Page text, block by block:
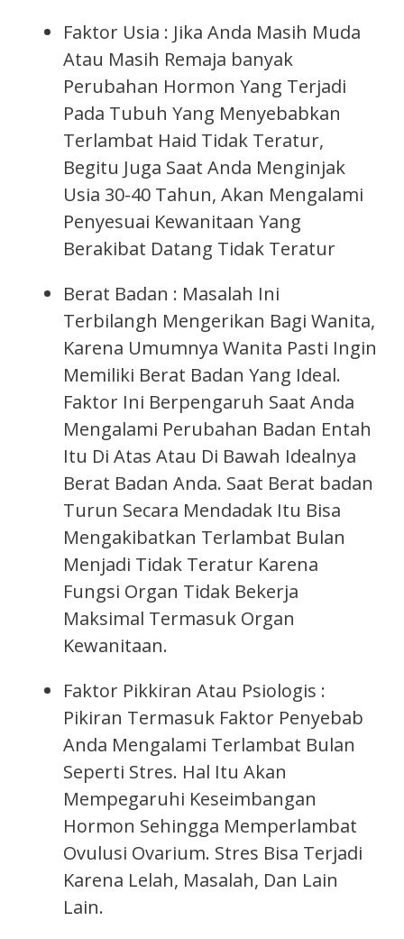
Faktor Usia : Jika Anda Masih Muda
Atau Masih Remaja banyak
Perubahan Hormon Yang Terjadi
Pada Tubuh Yang Menyebabkan
Terlambat Haid Tidak Teratur,
Begitu Juga Saat Anda Menginjak
Usia 30-40 Tahun, Akan Mengalami
Penyesuai Kewanitaan Yang
Berakibat Datang Tidak Teratur
Berat Badan : Masalah Ini
Terbilangh Mengerikan Bagi Wanita,
Karena Umumnya Wanita Pasti Ingin
Memiliki Berat Badan Yang Ideal.
Faktor Ini Berpengaruh Saat Anda
Mengalami Perubahan Badan Entah
Itu Di Atas Atau Di Bawah Idealnya
Berat Badan Anda. Saat Berat badan
Turun Secara Mendadak Itu Bisa
Mengakibatkan Terlambat Bulan
Menjadi Tidak Teratur Karena
Fungsi Organ Tidak Bekerja
Maksimal Termasuk Organ
Kewanitaan.
Faktor Pikkiran Atau Psiologis :
Pikiran Termasuk Faktor Penyebab
Anda Mengalami Terlambat Bulan
Seperti Stres. Hal Itu Akan
Mempegaruhi Keseimbangan
Hormon Sehingga Memperlambat
Ovulusi Ovarium. Stres Bisa Terjadi
Karena Lelah, Masalah, Dan Lain
Lain.